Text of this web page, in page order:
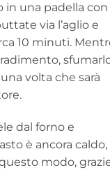
in una padella con
via l’aglio e
10 minuti.
volta che sarà
dal forno e
è ancora caldo,
modo,